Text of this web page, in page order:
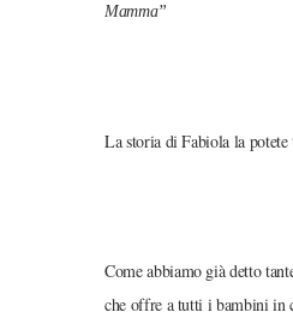
Mamma”
La storia di Fabiola la
Come abbiamo già detto
che offre a tutti i bambini in